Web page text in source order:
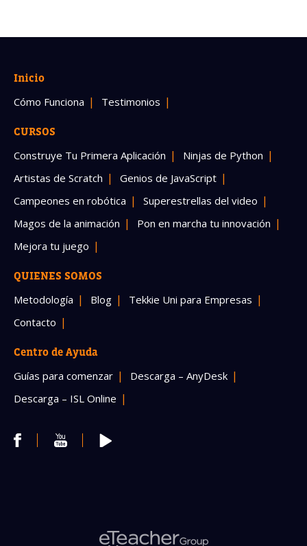
Inicio
Cómo Funciona Testimonios
CURSOS
Construye Tu Primera Aplicación
Ninjas de Python
Artistas de Scratch
Genios de JavaScript
Campeones en robótica
Superestrellas del video
Magos de la animación
Pon en marcha tu innovación
Mejora tu juego
QUIENES SOMOS
Metodología Blog
Tekkie Uni para Empresas
Contacto
Centro de Ayuda
Guías para comenzar
Descarga – AnyDesk
Descarga – ISL Online